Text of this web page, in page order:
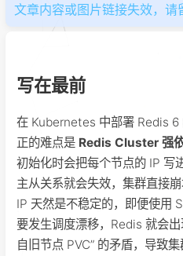
文章内容或图片链接失效，请
写在最前
在 Kubernetes 中部署 Redis
正的难点是 Redis Cluster 强
初始化时会把每个节点的 IP 写
主从关系就会失效，集群直接
IP 天然是不稳定的，即便使用
要发生调度漂移，Redis 就会
自旧节点 PVC” 的矛盾，导致集